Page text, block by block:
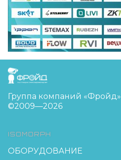
FreudGroup
Группа компаний «Фройд»
©2009—2026
ISOMORPH
ОБОРУДОВАНИЕ